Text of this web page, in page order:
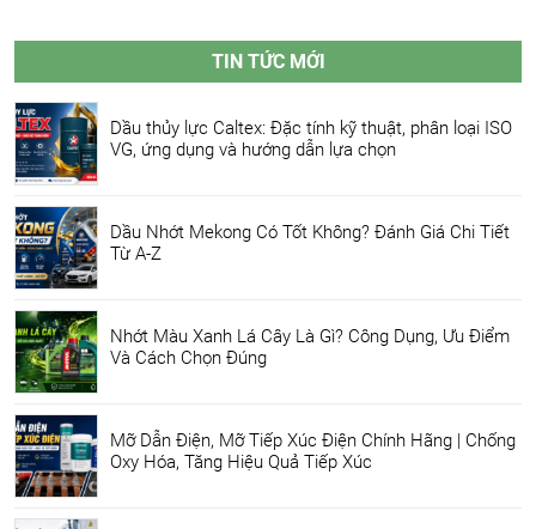
TIN TỨC MỚI
Dầu thủy lực Caltex: Đặc tính kỹ thuật, phân loại ISO
VG, ứng dụng và hướng dẫn lựa chọn
Dầu Nhớt Mekong Có Tốt Không? Đánh Giá Chi Tiết
Từ A-Z
Nhớt Màu Xanh Lá Cây Là Gì? Công Dụng, Ưu Điểm
Và Cách Chọn Đúng
Mỡ Dẫn Điện, Mỡ Tiếp Xúc Điện Chính Hãng | Chống
Oxy Hóa, Tăng Hiệu Quả Tiếp Xúc